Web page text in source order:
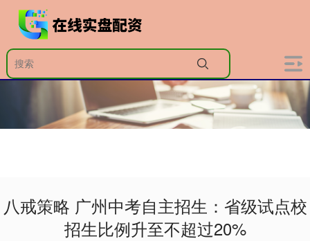
八戒策略 广州中考自主招生：省级试点校
招生比例升至不超过20%